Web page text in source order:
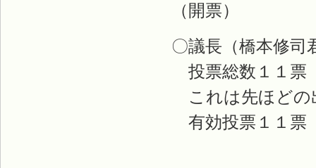
（開票）
〇議長（橋本修
投票総数１１票
これは先ほどの
有効投票１１